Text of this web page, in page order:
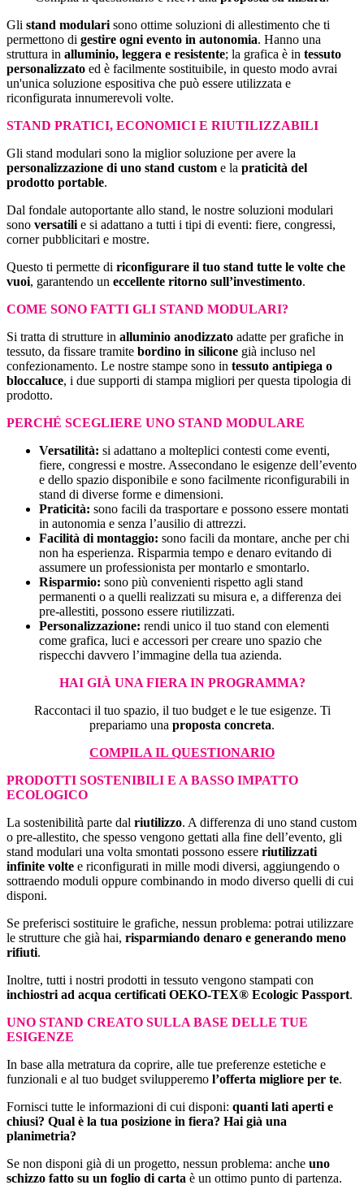
Gli stand modulari sono ottime soluzioni di allestimento che ti
permettono di gestire ogni evento in autonomia. Hanno una
struttura in alluminio, leggera e resistente; la grafica è in tessuto
personalizzato ed è facilmente sostituibile, in questo modo avrai
un'unica soluzione espositiva che può essere utilizzata e
riconfigurata innumerevoli volte.
STAND PRATICI, ECONOMICI E RIUTILIZZABILI
Gli stand modulari sono la miglior soluzione per avere la
personalizzazione di uno stand custom e la praticità del
prodotto portable.
Dal fondale autoportante allo stand, le nostre soluzioni modulari
sono versatili e si adattano a tutti i tipi di eventi: fiere, congressi,
corner pubblicitari e mostre.
Questo ti permette di riconfigurare il tuo stand tutte le volte che
vuoi, garantendo un eccellente ritorno sull’investimento.
COME SONO FATTI GLI STAND MODULARI?
Si tratta di strutture in alluminio anodizzato adatte per grafiche in
tessuto, da fissare tramite bordino in silicone già incluso nel
confezionamento. Le nostre stampe sono in tessuto antipiega o
bloccaluce, i due supporti di stampa migliori per questa tipologia di
prodotto.
PERCHÉ SCEGLIERE UNO STAND MODULARE
Versatilità: si adattano a molteplici contesti come eventi,
fiere, congressi e mostre. Assecondano le esigenze dell’evento
e dello spazio disponibile e sono facilmente riconfigurabili in
stand di diverse forme e dimensioni.
Praticità: sono facili da trasportare e possono essere montati
in autonomia e senza l’ausilio di attrezzi.
Facilità di montaggio: sono facili da montare, anche per chi
non ha esperienza. Risparmia tempo e denaro evitando di
assumere un professionista per montarlo e smontarlo.
Risparmio: sono più convenienti rispetto agli stand
permanenti o a quelli realizzati su misura e, a differenza dei
pre-allestiti, possono essere riutilizzati.
Personalizzazione: rendi unico il tuo stand con elementi
come grafica, luci e accessori per creare uno spazio che
rispecchi davvero l’immagine della tua azienda.
HAI GIÀ UNA FIERA IN PROGRAMMA?
Raccontaci il tuo spazio, il tuo budget e le tue esigenze. Ti
prepariamo una proposta concreta.
COMPILA IL QUESTIONARIO
PRODOTTI SOSTENIBILI E A BASSO IMPATTO
ECOLOGICO
La sostenibilità parte dal riutilizzo. A differenza di uno stand custom
o pre-allestito, che spesso vengono gettati alla fine dell’evento, gli
stand modulari una volta smontati possono essere riutilizzati
infinite volte e riconfigurati in mille modi diversi, aggiungendo o
sottraendo moduli oppure combinando in modo diverso quelli di cui
disponi.
Se preferisci sostituire le grafiche, nessun problema: potrai utilizzare
le strutture che già hai, risparmiando denaro e generando meno
rifiuti.
Inoltre, tutti i nostri prodotti in tessuto vengono stampati con
inchiostri ad acqua certificati OEKO-TEX® Ecologic Passport.
UNO STAND CREATO SULLA BASE DELLE TUE
ESIGENZE
In base alla metratura da coprire, alle tue preferenze estetiche e
funzionali e al tuo budget svilupperemo l’offerta migliore per te.
Fornisci tutte le informazioni di cui disponi: quanti lati aperti e
chiusi? Qual è la tua posizione in fiera? Hai già una
planimetria?
Se non disponi già di un progetto, nessun problema: anche uno
schizzo fatto su un foglio di carta è un ottimo punto di partenza.